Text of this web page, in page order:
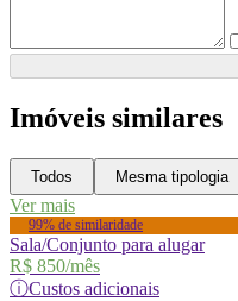
Imóveis similares
Todos Mesma tipologia
Ver mais
99% de similaridade
Sala/Conjunto para alugar
R$ 850/mês
ⓘCustos adicionais